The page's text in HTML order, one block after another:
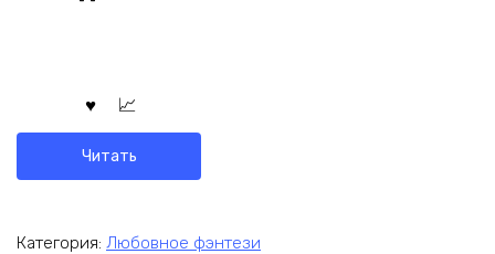
Читать
Категория: Любовное фэнтези